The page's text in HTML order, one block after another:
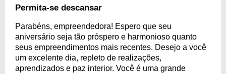
Permita-se descansar
Parabéns, empreendedora! Espero que seu
aniversário seja tão próspero e harmonioso quanto
seus empreendimentos mais recentes. Desejo a você
um excelente dia, repleto de realizações,
aprendizados e paz interior. Você é uma grande